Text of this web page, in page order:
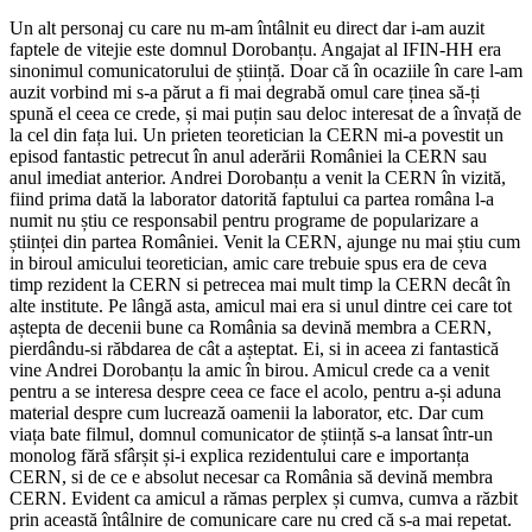
Un alt personaj cu care nu m-am întâlnit eu direct dar i-am auzit
faptele de vitejie este domnul Dorobanțu. Angajat al IFIN-HH era
sinonimul comunicatorului de știință. Doar că în ocaziile în care l-am
auzit vorbind mi s-a părut a fi mai degrabă omul care ținea să-ți
spună el ceea ce crede, și mai puțin sau deloc interesat de a învață de
la cel din fața lui. Un prieten teoretician la CERN mi-a povestit un
episod fantastic petrecut în anul aderării României la CERN sau
anul imediat anterior. Andrei Dorobanțu a venit la CERN în vizită,
fiind prima dată la laborator datorită faptului ca partea româna l-a
numit nu știu ce responsabil pentru programe de popularizare a
științei din partea României. Venit la CERN, ajunge nu mai știu cum
in biroul amicului teoretician, amic care trebuie spus era de ceva
timp rezident la CERN si petrecea mai mult timp la CERN decât în
alte institute. Pe lângă asta, amicul mai era si unul dintre cei care tot
aștepta de decenii bune ca România sa devină membra a CERN,
pierdându-si răbdarea de cât a așteptat. Ei, si in aceea zi fantastică
vine Andrei Dorobanțu la amic în birou. Amicul crede ca a venit
pentru a se interesa despre ceea ce face el acolo, pentru a-și aduna
material despre cum lucrează oamenii la laborator, etc. Dar cum
viața bate filmul, domnul comunicator de știință s-a lansat într‐un
monolog fără sfârșit și-i explica rezidentului care e importanța
CERN, si de ce e absolut necesar ca România să devină membra
CERN. Evident ca amicul a rămas perplex și cumva, cumva a răzbit
prin această întâlnire de comunicare care nu cred că s-a mai repetat.